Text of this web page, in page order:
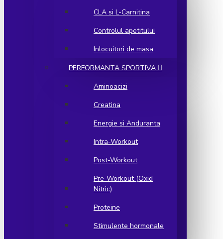
CLA si L-Carnitina
Controlul apetitului
Inlocuitori de masa
PERFORMANTA SPORTIVA
Aminoacizi
Creatina
Energie si Anduranta
Intra-Workout
Post-Workout
Pre-Workout (Oxid
Nitric)
Proteine
Stimulente hormonale